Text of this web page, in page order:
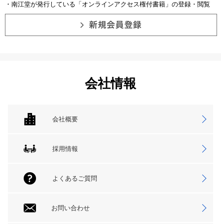
・南江堂が発行している「オンラインアクセス権付書籍」の登録・閲覧
会社情報
会社概要
採用情報
よくあるご質問
お問い合わせ